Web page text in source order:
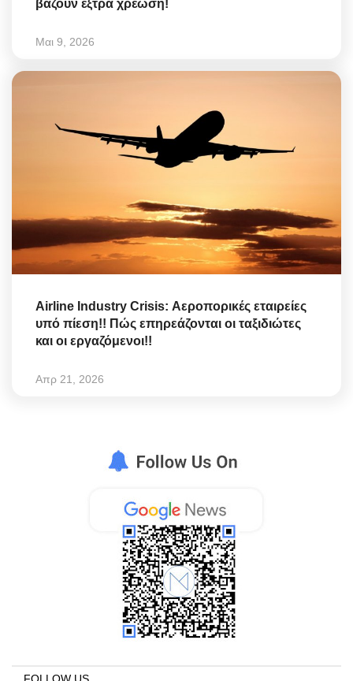
βάζουν έξτρα χρέωση!
Μαι 9, 2026
Airline Industry Crisis: Αεροπορικές εταιρείες
υπό πίεση!! Πώς επηρεάζονται οι ταξιδιώτες
και οι εργαζόμενοι!!
Απρ 21, 2026